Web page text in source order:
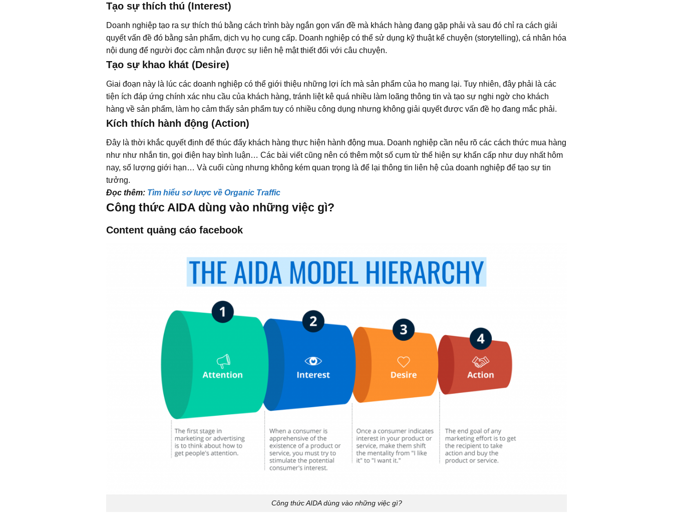
Tạo sự thích thú (Interest)
Doanh nghiệp tạo ra sự thích thú bằng cách trình bày ngắn gọn vấn đề mà khách hàng đang gặp phải và sau đó chỉ ra cách giải
quyết vấn đề đó bằng sản phẩm, dịch vụ họ cung cấp. Doanh nghiệp có thể sử dụng kỹ thuật kể chuyện (storytelling), cá nhân hóa
nội dung để người đọc cảm nhận được sự liên hệ mật thiết đối với câu chuyện.
Tạo sự khao khát (Desire)
Giai đoạn này là lúc các doanh nghiệp có thể giới thiệu những lợi ích mà sản phẩm của họ mang lại. Tuy nhiên, đây phải là các
tiện ích đáp ứng chính xác nhu cầu của khách hàng, tránh liệt kê quá nhiều làm loãng thông tin và tạo sự nghi ngờ cho khách
hàng về sản phẩm, làm họ cảm thấy sản phẩm tuy có nhiều công dụng nhưng không giải quyết được vấn đề họ đang mắc phải.
Kích thích hành động (Action)
Đây là thời khắc quyết định để thúc đẩy khách hàng thực hiện hành động mua. Doanh nghiệp cần nêu rõ các cách thức mua hàng
như như nhắn tin, gọi điện hay bình luận… Các bài viết cũng nên có thêm một số cụm từ thể hiện sự khẩn cấp như duy nhất hôm
nay, số lượng giới hạn… Và cuối cùng nhưng không kém quan trọng là để lại thông tin liên hệ của doanh nghiệp để tạo sự tin
tưởng.
Đọc thêm: Tìm hiểu sơ lược về Organic Traffic
Công thức AIDA dùng vào những việc gì?
Content quảng cáo facebook
Công thức AIDA dùng vào những việc gì?